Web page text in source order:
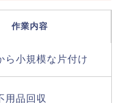
作業内容
ら小規模な片付け
用品回収